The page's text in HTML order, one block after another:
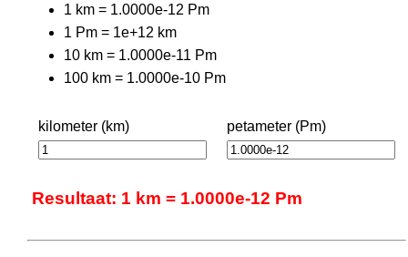
1 km = 1.0000e-12 Pm
1 Pm = 1e+12 km
10 km = 1.0000e-11 Pm
100 km = 1.0000e-10 Pm
kilometer (km) petameter (Pm)
Resultaat: 1 km = 1.0000e-12 Pm